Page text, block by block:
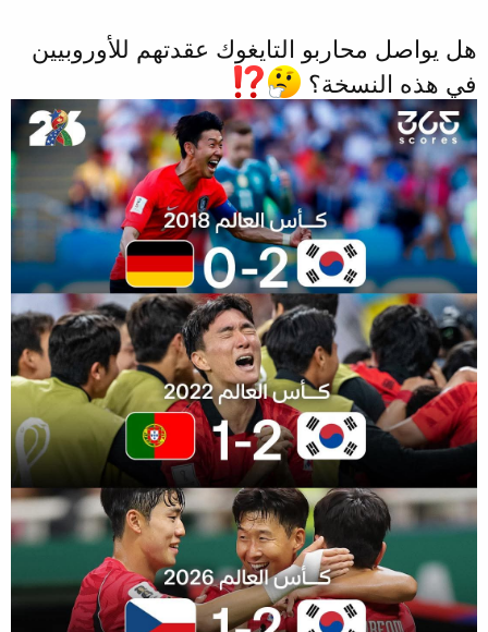
هل يواصل محاربو التايغوك عقدتهم للأوروبيين
في هذه النسخة؟